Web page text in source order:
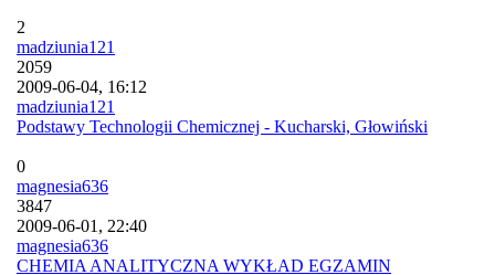
2
madziunia121
2059
2009-06-04, 16:12
madziunia121
Podstawy Technologii Chemicznej - Kucharski, Głowiński
0
magnesia636
3847
2009-06-01, 22:40
magnesia636
CHEMIA ANALITYCZNA WYKŁAD EGZAMIN